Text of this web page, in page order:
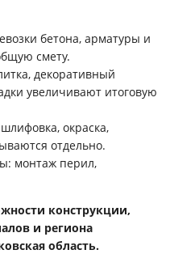
бетона, арматуры и
смету.
декоративный
увеличивают итоговую
окраска,
отдельно.
монтаж перил,
конструкции,
и региона
область.